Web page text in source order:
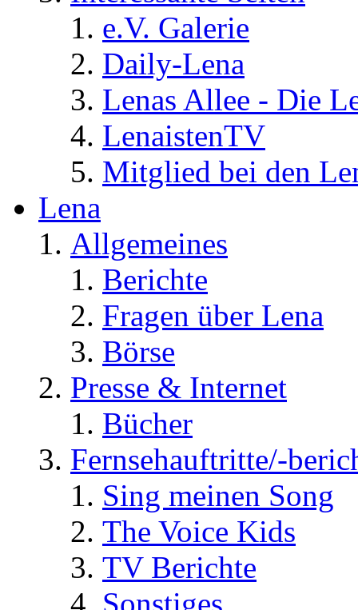
e.V. Galerie
Daily-Lena
Lenas Allee - Die
LenaistenTV
Mitglied bei den
Lena
Allgemeines
Berichte
Fragen über Lena
Börse
Presse & Internet
Bücher
Fernsehauftritte/-
Sing meinen Song
The Voice Kids
TV Berichte
Sonstiges